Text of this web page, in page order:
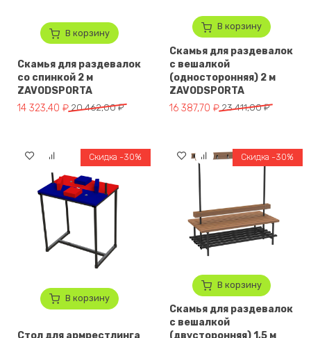
В корзину
Скамья для раздевалок
со спинкой 2 м
ZAVODSPORTA
20 462,00₽
Первоначальная цена составляла 20 462,00 ₽.
14 323,40 ₽
Текущая цена: 14 323,40 ₽.
В корзину
Скамья для раздевалок
с вешалкой
(односторонняя) 2 м
ZAVODSPORTA
23 411,00₽
Первоначальная цена
16 387,70 ₽
Текущая цена: 16 387,70 ₽.
В корзину
Скидка -30%
В корзину
Скидка -30%
Скамья для раздевалок
с вешалкой